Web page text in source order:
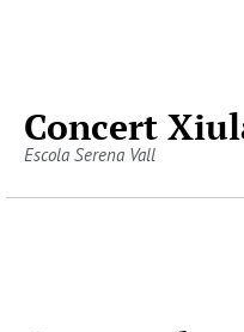
Concert
Escola Serena Vall